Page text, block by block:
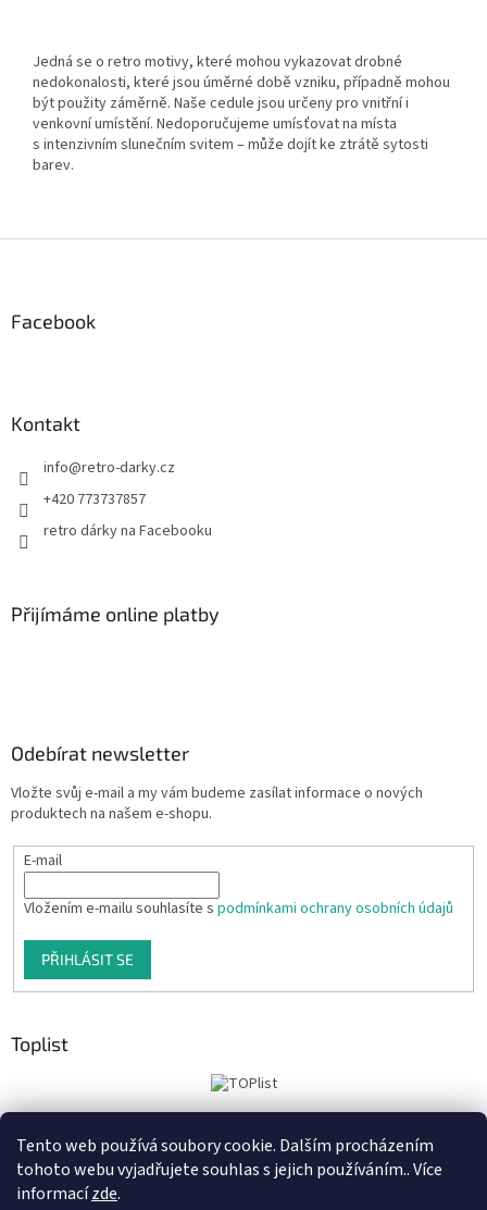
Tento web používá soubory cookie. Dalším procházením
tohoto webu vyjadřujete souhlas s jejich používáním.. Více
informacízde.
Jedná se o retro motivy, které mohou vykazovat drobné
nedokonalosti, které jsou úměrné době vzniku, případně mohou
být použity záměrně. Naše cedule jsou určeny pro vnitřní i
venkovní umístění. Nedoporučujeme umísťovat na místa
s intenzivním slunečním svitem – může dojít ke ztrátě sytosti
barev.
Facebook
Kontakt
info@retro-darky.cz
+420 773737857
retro dárky na Facebooku
Přijímáme online platby
Odebírat newsletter
Vložte svůj e-mail a my vám budeme zasílat informace o nových
produktech na našem e-shopu.
E-mail
Vložením e-mailu souhlasíte s podmínkami ochrany osobních údajů
PŘIHLÁSIT SE
Toplist
Tiskoteka.cz Krowki.cz Cedule-Cedulky.cz